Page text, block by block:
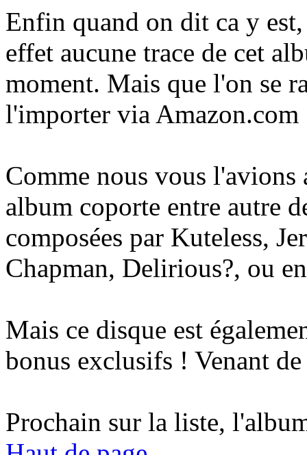
Enfin quand on dit ca y
effet aucune trace de cet
moment. Mais que l'on se
l'importer via Amazon.com
Comme nous vous
album coporte entre autre
composées par Kuteless,
Chapman, Delirious?, ou
Mais ce disque est
bonus exclusifs ! Venant
Prochain sur la liste,